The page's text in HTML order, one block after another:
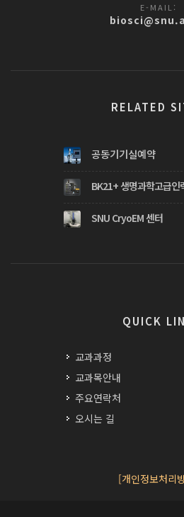
E-MAIL:
RELATED
공동기기실예약
BK21+ 생명과학고급인
SNU CryoEM 센터
QUICK
교과과정
교과목안내
주요연락처
오시는 길
[개인정보처리